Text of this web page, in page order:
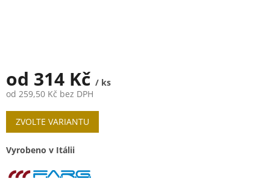
od 314 Kč / ks
od 259,50 Kč bez DPH
Měrná
cena:
ZVOLTE VARIANTU
Vyrobeno v Itálii